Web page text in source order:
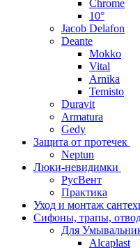
Chrome
10°
Jacob Delafon
Deante
Mokko
Vital
Arnika
Temisto
Duravit
Armatura
Gedy
Защита от протечек
Neptun
Люки-невидимки
РусВент
Практика
Уход и монтаж
Сифоны, трапы,
Для
Alcaplast